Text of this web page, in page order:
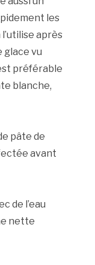
les
après
glace vu
préférable
blanche,
pâte de
avant
de l’eau
nette